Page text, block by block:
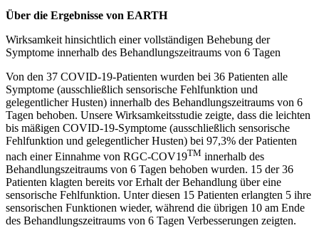
Über die Ergebnisse von EARTH
Wirksamkeit hinsichtlich einer vollständigen Behebung der
Symptome innerhalb des Behandlungszeitraums von 6 Tagen
Von den 37 COVID-19-Patienten wurden bei 36 Patienten alle
Symptome (ausschließlich sensorische Fehlfunktion und
gelegentlicher Husten) innerhalb des Behandlungszeitraums von 6
Tagen behoben. Unsere Wirksamkeitsstudie zeigte, dass die leichten
bis mäßigen COVID-19-Symptome (ausschließlich sensorische
Fehlfunktion und gelegentlicher Husten) bei 97,3% der Patienten
nach einer Einnahme von RGC-COV19TM innerhalb des
Behandlungszeitraums von 6 Tagen behoben wurden. 15 der 36
Patienten klagten bereits vor Erhalt der Behandlung über eine
sensorische Fehlfunktion. Unter diesen 15 Patienten erlangten 5 ihre
sensorischen Funktionen wieder, während die übrigen 10 am Ende
des Behandlungszeitraums von 6 Tagen Verbesserungen zeigten.